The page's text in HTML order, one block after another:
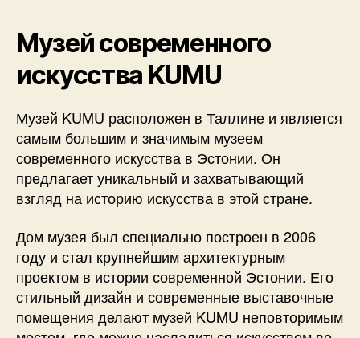
Музей современного
искусства KUMU
Музей KUMU расположен в Таллине и является
самым большим и значимым музеем
современного искусства в Эстонии. Он
предлагает уникальный и захватывающий
взгляд на историю искусства в этой стране.
Дом музея был специально построен в 2006
году и стал крупнейшим архитектурным
проектом в истории современной Эстонии. Его
стильный дизайн и современные выставочные
помещения делают музей KUMU неповторимым